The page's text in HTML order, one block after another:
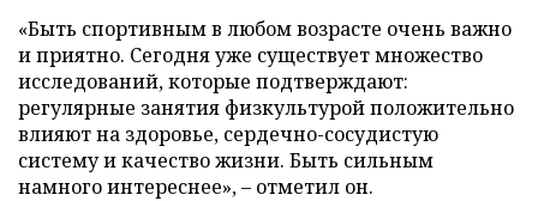
«Быть спортивным в любом возрасте очень важно
и приятно. Сегодня уже существует множество
исследований, которые подтверждают:
регулярные занятия физкультурой положительно
влияют на здоровье, сердечно-сосудистую
систему и качество жизни. Быть сильным
намного интереснее», – отметил он.